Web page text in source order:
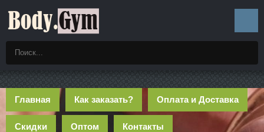
Главная Как заказать? Оплата и Доставка
Скидки Оптом Контакты